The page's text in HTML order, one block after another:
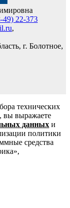
49) 22-373
,
г. Болотное,
технических
вы выражаете
данных и
политики
средства